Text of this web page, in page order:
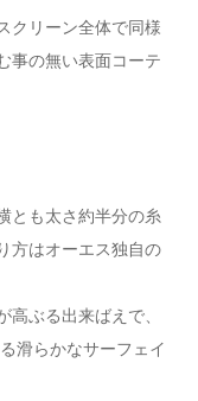
クリーン全体で同様
事の無い表面コーテ
とも太さ約半分の糸
方はオーエス独自の
ぶる出来ばえで、
滑らかなサーフェイ